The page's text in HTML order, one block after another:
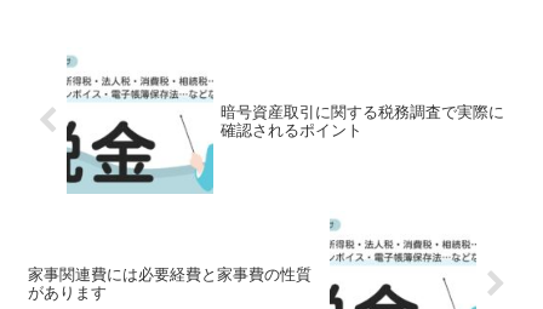
暗号資産取引に関する税務調査で実際に
確認されるポイント
家事関連費には必要経費と家事費の性質
があります